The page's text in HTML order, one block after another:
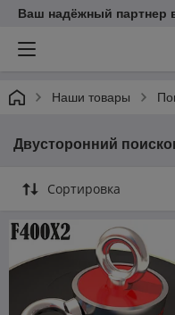
Ваш надёжный партнер
Наши товары
Двусторонний
Сортировка